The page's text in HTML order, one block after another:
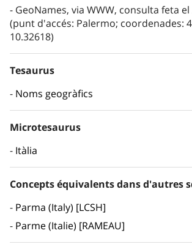
GeoNames, via WWW, consulta feta
(punt d'accés: Palermo; coordenades:
10.32618)
Tesaurus
Noms geogràfics
Microtesaurus
Itàlia
Concepts équivalents dans d'autres
Parma (Italy) [LCSH]
Parme (Italie) [RAMEAU]